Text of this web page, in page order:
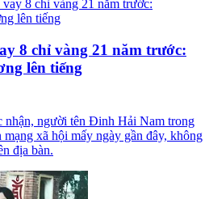
8 chỉ vàng 21 năm trước:
lên tiếng
nhận, người tên Đinh Hải Nam trong
mạng xã hội mấy ngày gần đây, không
địa bàn.